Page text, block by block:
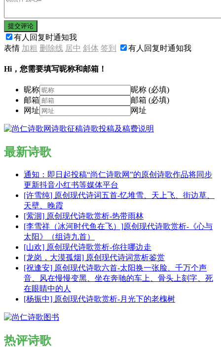
提交评论
有人回复时通知我
表情 加粗 删除线 居中 斜体 签到 有人回复时通知我
Hi，您需要填写昵称和邮箱！
昵称
昵称 (必填)
邮箱
邮箱 (必填)
网址
网址
最新诗歌
通知：即日起投稿“尚仁诗歌网”的原创诗歌作品将同步
更新抖音小红书等媒体平台
[许雪纯] 原创现代诗词五首-忆堆雪、天上飞、街边草、
天壁、晚霞
[萦洄] 原创现代诗歌赏析-热带雨林
[李雪祥（冰河时代鱼在飞）]原创现代诗歌赏析-《心与
太阳》（组诗九首）
[山欢] 原创现代诗歌赏析-你往哪边走
[龙岗，大漠孤烟] 原创现代诗词赏析鉴赏
[祝逢安] 原创现代诗歌六首-太阳换一张脸、千万个声
音、风在慢慢变黑、坐在奔驰的车上、骨头上刻字、死
在眼睛中的人
[杨振中] 原创现代诗歌赏析-月光下的老槐树
热评诗歌